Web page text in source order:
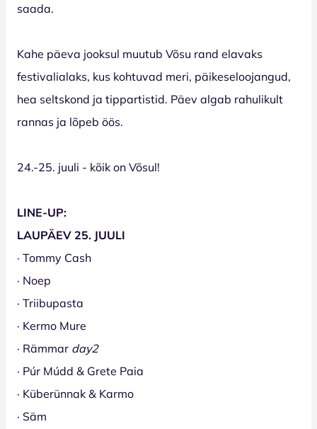
saada.
Kahe päeva jooksul muutub Võsu rand elavaks
festivalialaks, kus kohtuvad meri, päikeseloojangud,
hea seltskond ja tippartistid. Päev algab rahulikult
rannas ja lõpeb öös.
24.-25. juuli - kõik on Võsul!
LINE-UP:
LAUPÄEV 25. JUULI
· Tommy Cash
· Noep
· Triibupasta
· Kermo Mure
· Rämmar day2
· Púr Múdd & Grete Paia
· Küberünnak & Karmo
· Säm